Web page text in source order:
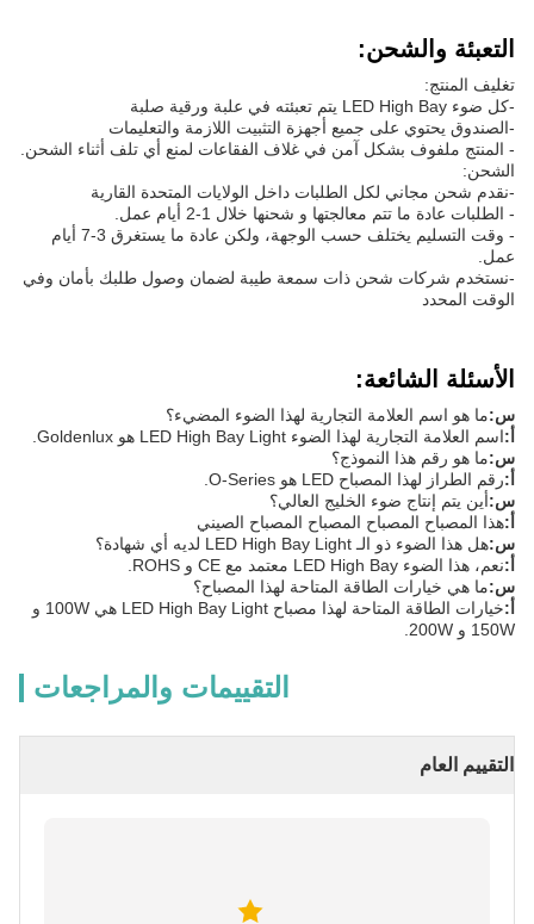
التعبئة والشحن:
تغليف المنتج:
-كل ضوء LED High Bay يتم تعبئته في علبة ورقية صلبة
-الصندوق يحتوي على جميع أجهزة التثبيت اللازمة والتعليمات
- المنتج ملفوف بشكل آمن في غلاف الفقاعات لمنع أي تلف أثناء الشحن.
الشحن:
-نقدم شحن مجاني لكل الطلبات داخل الولايات المتحدة القارية
- الطلبات عادة ما تتم معالجتها و شحنها خلال 1-2 أيام عمل.
- وقت التسليم يختلف حسب الوجهة، ولكن عادة ما يستغرق 3-7 أيام
عمل.
-نستخدم شركات شحن ذات سمعة طيبة لضمان وصول طلبك بأمان وفي
الوقت المحدد
الأسئلة الشائعة:
س:ما هو اسم العلامة التجارية لهذا الضوء المضيء؟
أ:اسم العلامة التجارية لهذا الضوء LED High Bay Light هو Goldenlux.
س:ما هو رقم هذا النموذج؟
أ:رقم الطراز لهذا المصباح LED هو O-Series.
س:أين يتم إنتاج ضوء الخليج العالي؟
أ:هذا المصباح المصباح المصباح المصباح الصيني
س:هل هذا الضوء ذو الـ LED High Bay Light لديه أي شهادة؟
أ:نعم، هذا الضوء LED High Bay معتمد مع CE و ROHS.
س:ما هي خيارات الطاقة المتاحة لهذا المصباح؟
أ:
خيارات الطاقة المتاحة لهذا مصباح LED High Bay Light هي 100W و
150W و 200W.
التقييمات والمراجعات
التقييم العام